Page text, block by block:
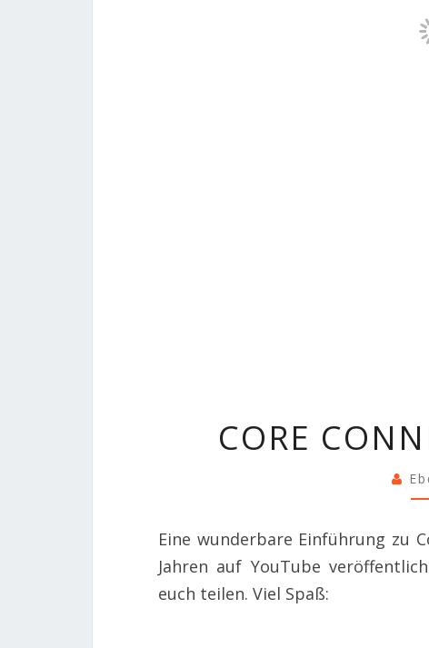
CORE
Eine wunderbare Einführung zu
Jahren auf YouTube
euch teilen. Viel Spaß: